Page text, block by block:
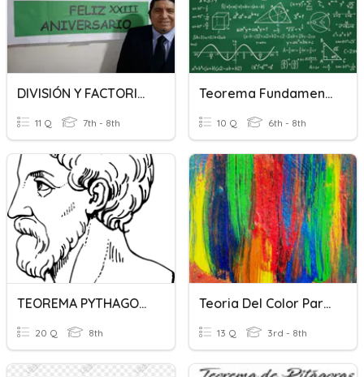
DIVISIÓN Y FACTORIZACIÓN
11 Q 7th - 8th
Teorema Fundamental Del Algebra.
10 Q 6th - 8th
TEOREMA PYTHAGORAS
20 Q 8th
Teoria Del Color Para Niños
13 Q 3rd - 8th